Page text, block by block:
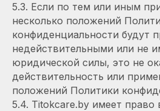
5.3. Если по тем или иным
несколько положений
конфиденциальности будут
недействительными или не
юридической силы, это не
действительность или
положений Политики
5.4. Titokcare.by имеет